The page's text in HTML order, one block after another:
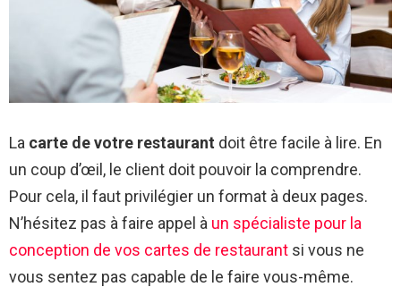
La carte de votre restaurant doit être facile à lire. En
un coup d’œil, le client doit pouvoir la comprendre.
Pour cela, il faut privilégier un format à deux pages.
N’hésitez pas à faire appel à un spécialiste pour la
conception de vos cartes de restaurant si vous ne
vous sentez pas capable de le faire vous-même.